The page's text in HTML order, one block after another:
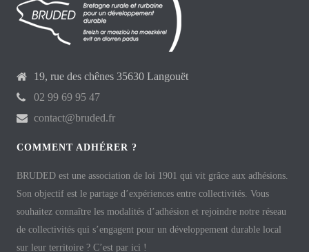
19, rue des chênes 35630 Langouët
02 99 69 95 47
contact@bruded.fr
COMMENT ADHÉRER ?
BRUDED est une association de loi 1901 qui vit grâce aux adhésions.
Son objectif est le partage d’expériences entre collectivités. Vous
souhaitez connaître les modalités d’adhésion et rejoindre notre réseau
de collectivités qui s’engagent pour un développement durable local
sur leur territoire ? C’est par ici !